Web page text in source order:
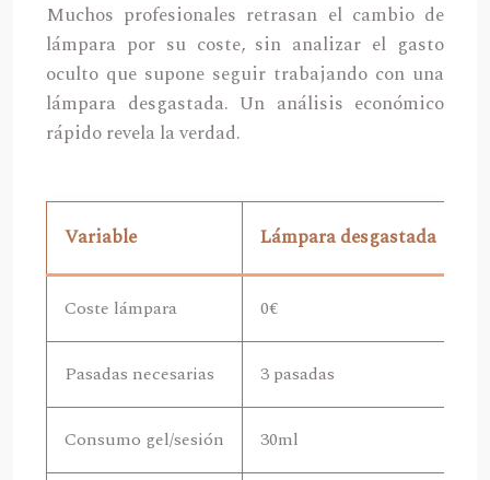
Muchos profesionales retrasan el cambio de
lámpara por su coste, sin analizar el gasto
oculto que supone seguir trabajando con una
lámpara desgastada. Un análisis económico
rápido revela la verdad.
Variable Lámpara desgastada
Coste lámpara 0€
Pasadas necesarias 3 pasadas
Consumo gel/sesión 30ml